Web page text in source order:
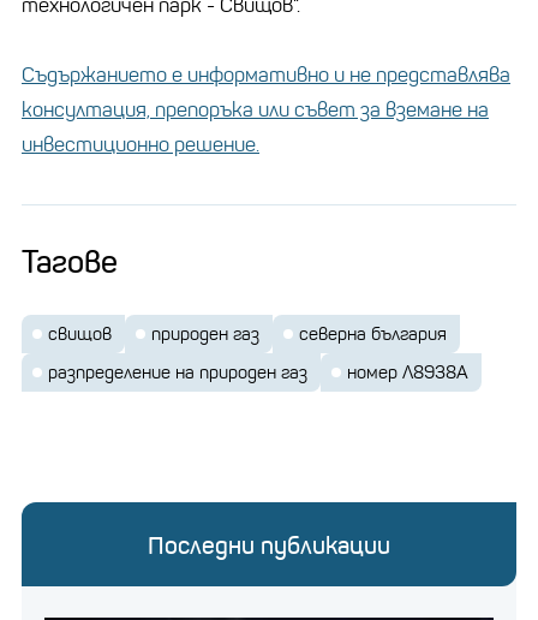
технологичен парк - Свищов“.
Съдържанието е информативно и не представлява
консултация, препоръка или съвет за вземане на
инвестиционно решение.
Тагове
свищов природен газ
северна българия
разпределение на природен газ
номер Л8938A
Последни публикации